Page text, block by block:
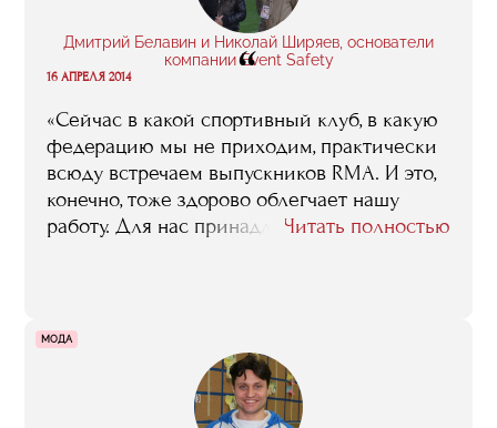
отдельное спасибо Александру Кушниру за
его списки пластинок, книг и фильмов, с
которыми человек, работающий в шоу-
Дмитрий Белавин и Николай Ширяев, основатели
компании Event Safety
“
16 АПРЕЛЯ 2014
«Сейчас в какой спортивный клуб, в какую
федерацию мы не приходим, практически
всюду встречаем выпускников RMA. И это,
конечно, тоже здорово облегчает нашу
работу. Для нас принадлежность к RMA это
Читать полностью
МОДА